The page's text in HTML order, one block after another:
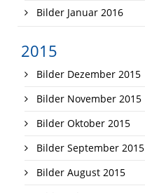
Bilder Januar 2016
2015
Bilder Dezember 2015
Bilder November 2015
Bilder Oktober 2015
Bilder September 2015
Bilder August 2015